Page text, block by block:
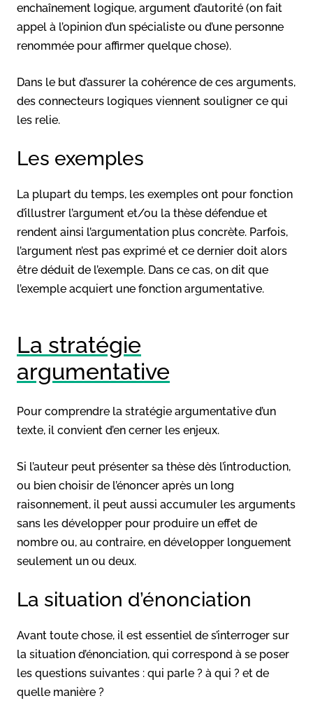
enchaînement logique, argument d’autorité (on fait
appel à l’opinion d’un spécialiste ou d’une personne
renommée pour affirmer quelque chose).
Dans le but d’assurer la cohérence de ces arguments,
des connecteurs logiques viennent souligner ce qui
les relie.
Les exemples
La plupart du temps, les exemples ont pour fonction
d’illustrer l’argument et/ou la thèse défendue et
rendent ainsi l’argumentation plus concrète. Parfois,
l’argument n’est pas exprimé et ce dernier doit alors
être déduit de l’exemple. Dans ce cas, on dit que
l’exemple acquiert une fonction argumentative.
La stratégie
argumentative
Pour comprendre la stratégie argumentative d’un
texte, il convient d’en cerner les enjeux.
Si l’auteur peut présenter sa thèse dès l’introduction,
ou bien choisir de l’énoncer après un long
raisonnement, il peut aussi accumuler les arguments
sans les développer pour produire un effet de
nombre ou, au contraire, en développer longuement
seulement un ou deux.
La situation d’énonciation
Avant toute chose, il est essentiel de s’interroger sur
la situation d’énonciation, qui correspond à se poser
les questions suivantes : qui parle ? à qui ? et de
quelle manière ?